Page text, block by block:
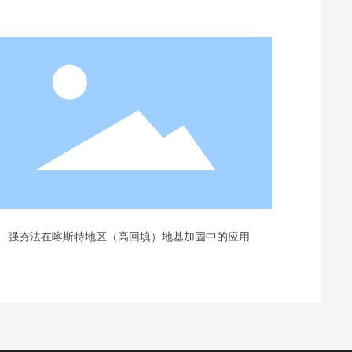
强夯法在喀斯特地区（高回填）地基加固中的应用